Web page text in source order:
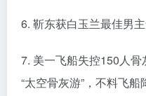
6. 靳东获白玉兰最佳男
7. 美一飞船失控150人
“太空骨灰游”，不料飞